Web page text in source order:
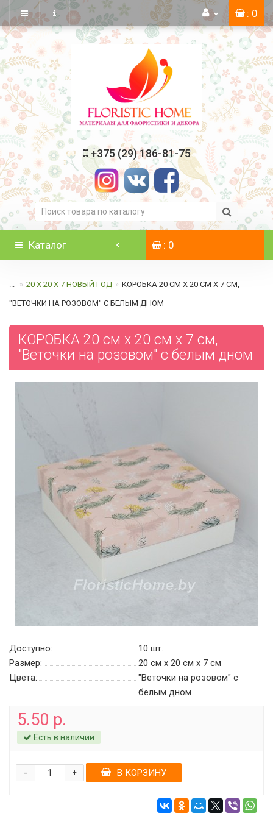
: 0
+375 (29) 186-81-75
Каталог : 0
... 20 Х 20 Х 7 НОВЫЙ ГОД КОРОБКА 20 СМ Х 20 СМ Х 7 СМ,
"ВЕТОЧКИ НА РОЗОВОМ" C БЕЛЫМ ДНОМ
КОРОБКА 20 см х 20 см х 7 см,
"Веточки на розовом" c белым дном
Доступно: 10 шт.
Размер:
20 см х 20 см х 7 см
Цвета:
"Веточки на розовом" c
белым дном
5.50 р.
Есть в наличии
+
- В КОРЗИНУ